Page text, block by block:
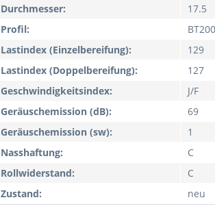
Durchmesser:
17.5
Profil:
Lastindex (Einzelbereifung):
129
Lastindex (Doppelbereifung):
127
Geschwindigkeitsindex:
J/F
Geräuschemission (dB):
69
Geräuschemission (sw):
1
Nasshaftung:
C
Rollwiderstand:
C
Zustand:
neu